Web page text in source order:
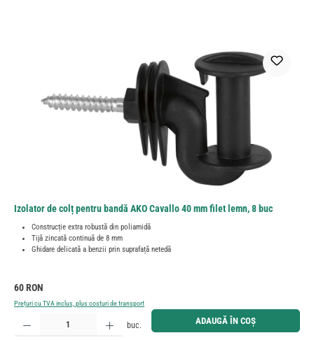
Izolator de colț pentru bandă AKO Cavallo 40 mm filet lemn, 8 buc
Construcție extra robustă din poliamidă
Tijă zincată continuă de 8 mm
Ghidare delicată a benzii prin suprafață netedă
Preț obișnuit:
60 RON
Prețuri cu TVA inclus, plus costuri de transport
Cantitate produs: Introduceți cantitatea dorită sau utilizați butoanele pentru a mări sau micșora
buc. ADAUGĂ ÎN COȘ